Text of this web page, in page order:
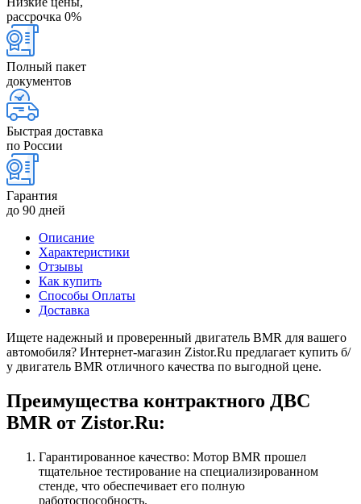
рассрочка 0%
Полный пакет
документов
Быстрая доставка
по России
Гарантия
до 90 дней
Описание
Характеристики
Отзывы
Как купить
Способы Оплаты
Доставка
Ищете надежный и проверенный двигатель BMR для вашего
автомобиля? Интернет-магазин Zistor.Ru предлагает купить б/
у двигатель BMR отличного качества по выгодной цене.
Преимущества контрактного ДВС
BMR от Zistor.Ru:
Гарантированное качество: Мотор BMR прошел
тщательное тестирование на специализированном
стенде, что обеспечивает его полную
работоспособность.